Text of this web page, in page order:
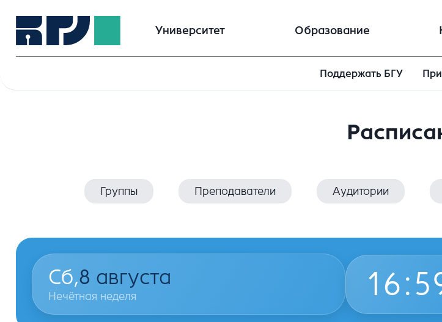
Университет Образование
Поддержать БГУ
Группы Преподаватели Аудитории
Сб,8 августа
Нечётная неделя 16: